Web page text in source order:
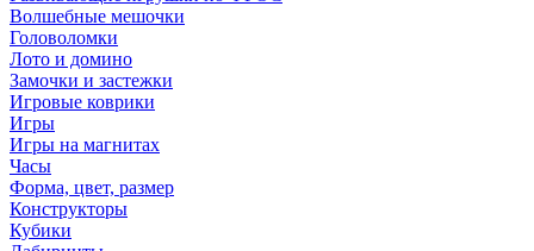
Волшебные мешочки
Головоломки
Лото и домино
Замочки и застежки
Игровые коврики
Игры
Игры на магнитах
Часы
Форма, цвет, размер
Конструкторы
Кубики